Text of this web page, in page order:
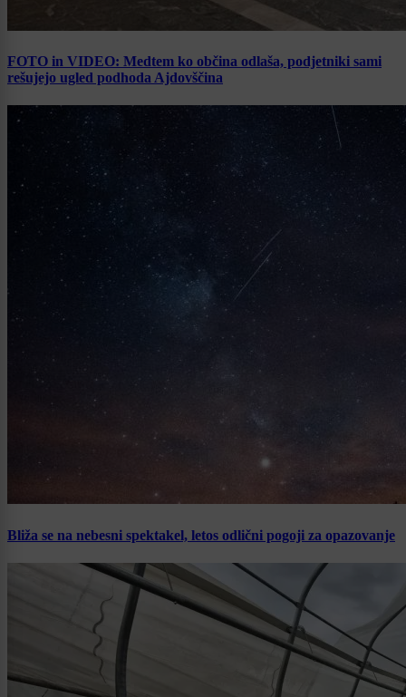
FOTO in VIDEO: Medtem ko občina odlaša, podjetniki sami
rešujejo ugled podhoda Ajdovščina
Bliža se na nebesni spektakel, letos odlični pogoji za opazovanje